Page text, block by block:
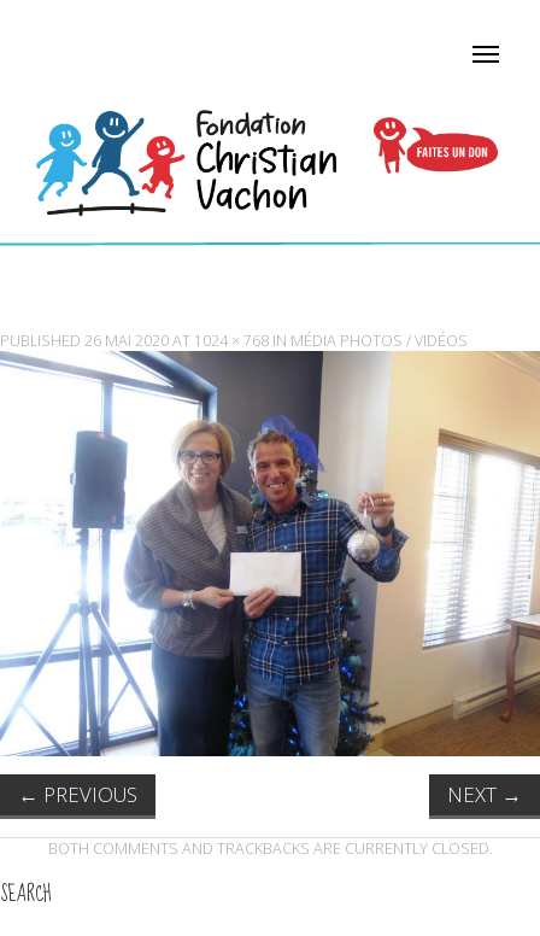
PUBLISHED 26 MAI 2020AT 1024 × 768 IN MÉDIA PHOTOS / VIDÉOS
← PREVIOUS NEXT →
BOTH COMMENTS AND TRACKBACKS ARE CURRENTLY CLOSED.
SEARCH